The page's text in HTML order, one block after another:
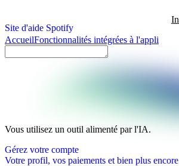
Site d'aide Spotify
AccueilFonctionnalités intégrées à l'appli
Vous utilisez un outil alimenté par l'IA.
Gérez votre compte
Votre profil, vos paiements et bien plus